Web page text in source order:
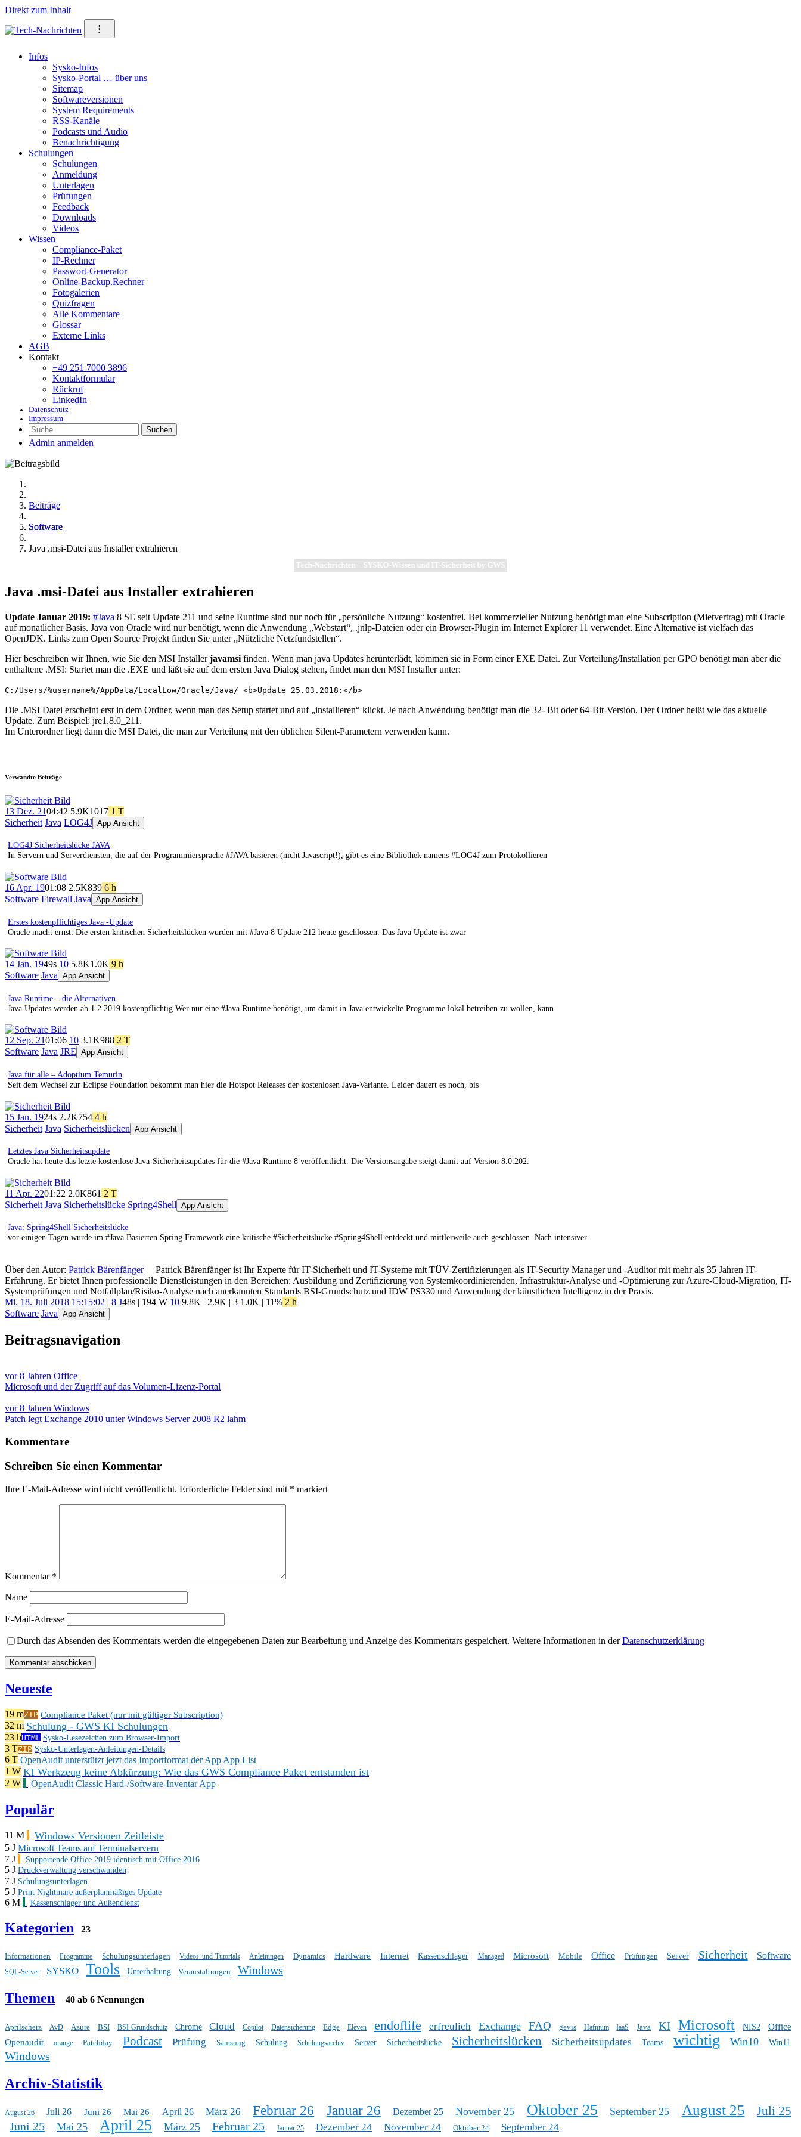
Direkt zum Inhalt
⁝
Infos
Sysko-Infos
Sysko-Portal … über uns
Sitemap
Softwareversionen
System Requirements
RSS-Kanäle
Podcasts und Audio
Benachrichtigung
Schulungen
Schulungen
Anmeldung
Unterlagen
Prüfungen
Feedback
Downloads
Videos
Wissen
Compliance-Paket
IP-Rechner
Passwort-Generator
Online-Backup.Rechner
Fotogalerien
Quizfragen
Alle Kommentare
Glossar
Externe Links
AGB
Kontakt
+49 251 7000 3896
Kontaktformular
Rückruf
LinkedIn
Datenschutz
Impressum
Suchen
Admin anmelden
Beiträge
Software
Java .msi-Datei aus Installer extrahieren
Tech-Nachrichten – SYSKO-Wissen und IT-Sicherheit by GWS
Java .msi-Datei aus Installer extrahieren
Update Januar 2019: #Java 8 SE seit Update 211 und seine Runtime sind nur noch für „persönliche Nutzung“ kostenfrei. Bei kommerzieller Nutzung benötigt man eine Subscription (Mietvertrag) mit Oracle
auf monatlicher Basis. Java von Oracle wird nur benötigt, wenn die Anwendung „Webstart“, .jnlp-Dateien oder ein Browser-Plugin im Internet Explorer 11 verwendet. Eine Alternative ist vielfach das
OpenJDK. Links zum Open Source Projekt finden Sie unter „Nützliche Netzfundstellen“.
Hier beschreiben wir Ihnen, wie Sie den MSI Installerjavamsi finden. Wenn man java Updates herunterlädt, kommen sie in Form einer EXE Datei. Zur Verteilung/Installation per GPO benötigt man aber die
enthaltene .MSI: Startet man die .EXE und läßt sie auf dem ersten Java Dialog stehen, findet man den MSI Installer unter:
C:/Users/%username%/AppData/LocalLow/Oracle/Java/ <b>Update 25.03.2018:</b>
Die .MSI Datei erscheint erst in dem Ordner, wenn man das Setup startet und auf „installieren“ klickt. Je nach Anwendung benötigt man die 32- Bit oder 64-Bit-Version. Der Ordner heißt wie das aktuelle
Update. Zum Beispiel: jre1.8.0_211.
Im Unterordner liegt dann die MSI Datei, die man zur Verteilung mit den üblichen Silent-Parametern verwenden kann.
Verwandte Beiträge
13 Dez. 2104:42 5.9K1017 1 T
Sicherheit Java LOG4J App Ansicht
LOG4J Sicherheitslücke JAVA
In Servern und Serverdiensten, die auf der Programmiersprache #JAVA basieren (nicht Javascript!), gibt es eine Bibliothek namens #LOG4J zum Protokollieren
16 Apr. 1901:08 2.5K839 6 h
Software Firewall Java App Ansicht
Erstes kostenpflichtiges Java -Update
Oracle macht ernst: Die ersten kritischen Sicherheitslücken wurden mit #Java 8 Update 212 heute geschlossen. Das Java Update ist zwar
14 Jan. 1949s 10 5.8K1.0K 9 h
Software Java App Ansicht
Java Runtime – die Alternativen
Java Updates werden ab 1.2.2019 kostenpflichtig Wer nur eine #Java Runtime benötigt, um damit in Java entwickelte Programme lokal betreiben zu wollen, kann
12 Sep. 2101:06 10 3.1K988 2 T
Software Java JRE App Ansicht
Java für alle – Adoptium Temurin
Seit dem Wechsel zur Eclipse Foundation bekommt man hier die Hotspot Releases der kostenlosen Java-Variante. Leider dauert es noch, bis
15 Jan. 1924s 2.2K754 4 h
Sicherheit Java Sicherheitslücken App Ansicht
Letztes Java Sicherheitsupdate
Oracle hat heute das letzte kostenlose Java-Sicherheitsupdates für die #Java Runtime 8 veröffentlicht. Die Versionsangabe steigt damit auf Version 8.0.202.
11 Apr. 2201:22 2.0K861 2 T
Sicherheit Java Sicherheitslücke Spring4Shell App Ansicht
Java: Spring4Shell Sicherheitslücke
vor einigen Tagen wurde im #Java Basierten Spring Framework eine kritische #Sicherheitslücke #Spring4Shell entdeckt und mittlerweile auch geschlossen. Nach intensiver
Über den Autor: Patrick Bärenfänger
Patrick Bärenfänger ist Ihr Experte für IT-Sicherheit und IT-Systeme mit TÜV-Zertifizierungen als IT-Security Manager und -Auditor mit mehr als 35 Jahren IT-
Erfahrung. Er bietet Ihnen professionelle Dienstleistungen in den Bereichen: Ausbildung und Zertifizierung von Systemkoordinierenden, Infrastruktur-Analyse und -Optimierung zur Azure-Cloud-Migration, IT-
Systemprüfungen und Notfallplan/Risiko-Analyse nach anerkannten Standards BSI-Grundschutz und IDW PS330 und Anwendung der künstlichen Intelligenz in der Praxis.
Mi. 18. Juli 2018 15:15:02 | 8 J48s | 194 W 10 9.8K | 2.9K | 3 1.0K | 11% 2 h
Software Java App Ansicht
Beitragsnavigation
vor 8 Jahren Office
Microsoft und der Zugriff auf das Volumen-Lizenz-Portal
vor 8 Jahren Windows
Patch legt Exchange 2010 unter Windows Server 2008 R2 lahm
Kommentare
Schreiben Sie einen Kommentar
Ihre E-Mail-Adresse wird nicht veröffentlicht. Erforderliche Felder sind mit * markiert
Kommentar *
Name
E-Mail-Adresse
Durch das Absenden des Kommentars werden die eingegebenen Daten zur Bearbeitung und Anzeige des Kommentars gespeichert. Weitere Informationen in derDatenschutzerklärung
Neueste
19 mZIP Compliance Paket (nur mit gültiger Subscription)
32 m Schulung - GWS KI Schulungen
23 hHTML Sysko-Lesezeichen zum Browser-Import
3 TZIP Sysko-Unterlagen-Anleitungen-Details
6 T OpenAudit unterstützt jetzt das Importformat der App App List
1 W KI Werkzeug keine Abkürzung: Wie das GWS Compliance Paket entstanden ist
2 W OpenAudit Classic Hard-/Software-Inventar App
Populär
11 M Windows Versionen Zeitleiste
5 J Microsoft Teams auf Terminalservern
7 J
Supportende Office 2019 identisch mit Office 2016
5 J Druckverwaltung verschwunden
7 J Schulungsunterlagen
5 J Print Nightmare außerplanmäßiges Update
6 M Kassenschlager und Außendienst
Kategorien 23
Informationen Programme Schulungsunterlagen Videos und Tutorials Anleitungen Dynamics Hardware Internet Kassenschlager Managed Microsoft Mobile Office Prüfungen Server Sicherheit Software
SQL-Server SYSKO Tools Unterhaltung Veranstaltungen Windows
Themen 40 ab 6 Nennungen
Aprilscherz AvD Azure BSI BSI-Grundschutz Chrome Cloud Copilot Datensicherung Edge Eleven endoflife erfreulich Exchange FAQ gevis Hafnium IaaS Java KI Microsoft NIS2
Office
Openaudit
orange Patchday Podcast Prüfung Samsung Schulung Schulungsarchiv Server Sicherheitslücke Sicherheitslücken Sicherheitsupdates Teams wichtig Win10 Win11
Windows
Archiv-Statistik
August 26 Juli 26 Juni 26 Mai 26 April 26 März 26 Februar 26 Januar 26 Dezember 25 November 25 Oktober 25 September 25 August 25 Juli 25
Juni 25 Mai 25 April 25 März 25 Februar 25 Januar 25 Dezember 24 November 24 Oktober 24 September 24